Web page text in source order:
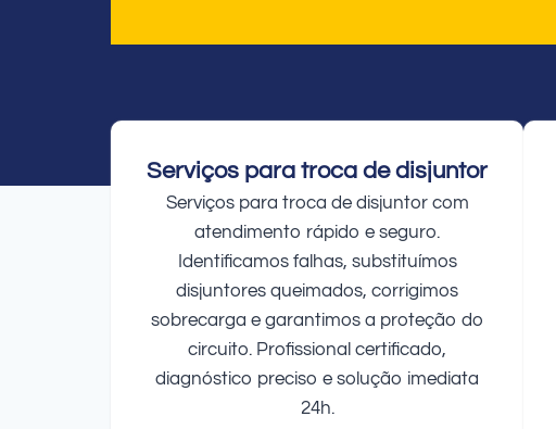
Serviços para troca de disjuntor
Serviços para troca de disjuntor com
atendimento rápido e seguro.
Identificamos falhas, substituímos
disjuntores queimados, corrigimos
sobrecarga e garantimos a proteção do
circuito. Profissional certificado,
diagnóstico preciso e solução imediata
24h.